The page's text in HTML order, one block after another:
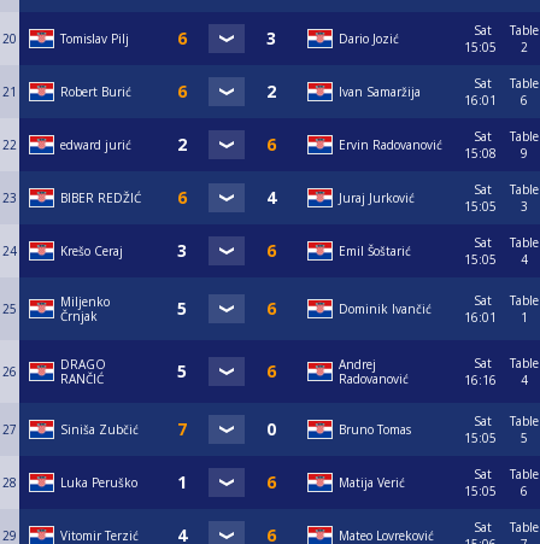
20 Tomislav Pilj Dario Jozić
Sat
15:05
Table
2
21 Robert Burić Ivan Samaržija
Sat
16:01
Table
6
22 edward jurić Ervin Radovanović
Sat
15:08
Table
9
23 BIBER REDŽIĆ Juraj Jurković
Sat
15:05
Table
3
24 Krešo Ceraj Emil Šoštarić
Sat
15:05
Table
4
25
Miljenko
Črnjak
Dominik Ivančić
Sat
16:01
Table
1
26
DRAGO
RANČIĆ
Andrej
Radovanović
Sat
16:16
Table
4
27 Siniša Zubčić Bruno Tomas
Sat
15:05
Table
5
28 Luka Peruško Matija Verić
Sat
15:05
Table
6
29 Vitomir Terzić Mateo Lovreković
Sat
Table